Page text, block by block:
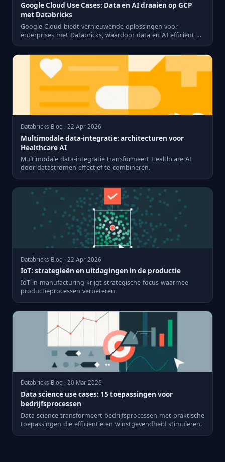
Google Cloud Use Cases: Data en AI draaien op GCP
met Databricks
Google Cloud biedt vernieuwende oplossingen voor
enterprises met Databricks, waardoor data en AI efficiënt op
Databricks Blog · 22 Apr 2026
Multimodale data-integratie: architecturen voor
Healthcare AI
Multimodale data-integratie transformeert Healthcare AI
door datastromen effectief te combineren.
Databricks Blog · 22 Apr 2026
IoT: strategieën en uitdagingen in de productie
IoT in manufacturing krijgt strategische focus waarmee
productieprocessen verbeteren.
Databricks Blog · 20 Mar 2026
Data science use cases: 15 toepassingen voor
bedrijfsprocessen
Data science transformeert bedrijfsprocessen met praktische
toepassingen die efficiëntie en winstgevendheid stimuleren.